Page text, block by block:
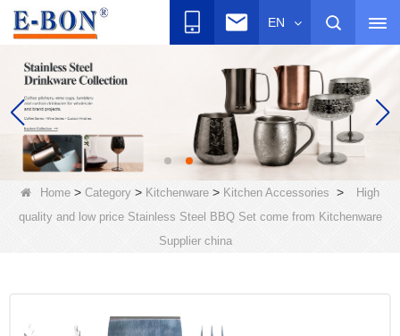
EN
Home > Category > Kitchenware > Kitchen Accessories >
High
quality and low price Stainless Steel BBQ Set come from Kitchenware
Supplier china